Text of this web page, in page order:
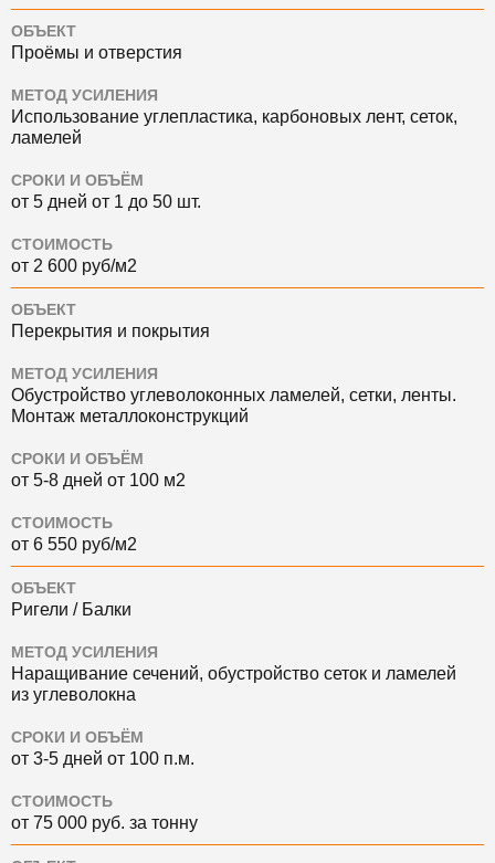
ОБЪЕКТ
Проёмы и отверстия
МЕТОД УСИЛЕНИЯ
Использование углепластика, карбоновых лент, сеток,
ламелей
СРОКИ И ОБЪЁМ
от 5 дней от 1 до 50 шт.
СТОИМОСТЬ
от 2 600 руб/м2
ОБЪЕКТ
Перекрытия и покрытия
МЕТОД УСИЛЕНИЯ
Обустройство углеволоконных ламелей, сетки, ленты.
Монтаж металлоконструкций
СРОКИ И ОБЪЁМ
от 5-8 дней от 100 м2
СТОИМОСТЬ
от 6 550 руб/м2
ОБЪЕКТ
Ригели / Балки
МЕТОД УСИЛЕНИЯ
Наращивание сечений, обустройство сеток и ламелей
из углеволокна
СРОКИ И ОБЪЁМ
от 3-5 дней от 100 п.м.
СТОИМОСТЬ
от 75 000 руб. за тонну